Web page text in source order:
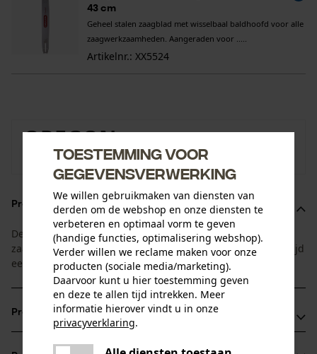
43 cm
Geheel stalen zaagblad met wisselbaal baldhoofd voor alle
zaagwerkzaamheden. Aangeraden voor .....
Artikelnr.: XX5524
OREGON
Naar de merkenshop van Oregon
Productomschrijving
Deze voordeelset van Oregon bestaat uit 1 Power Match
zaagblad en 4 bijpassende haakse kettingen. Zo heeft u altijd
een vervangende ketting bij de hand.
Productvoordelen
Bij slijtage of defect van het neusstuk kan het bladhoofd
Toestemming voor
gegevensverwerking
We willen gebruikmaken van diensten van
derden om de webshop en onze diensten te
verbeteren en optimaal vorm te geven
(handige functies, optimalisering webshop).
Verder willen we reclame maken voor onze
producten (sociale media/marketing).
Daarvoor kunt u hier toestemming geven
en deze te allen tijd intrekken. Meer
informatie hierover vindt u in onze
privacyverklaring.